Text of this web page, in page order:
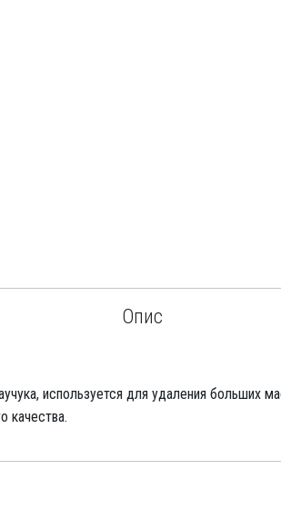
Опис
используется для удаления больших
качества.